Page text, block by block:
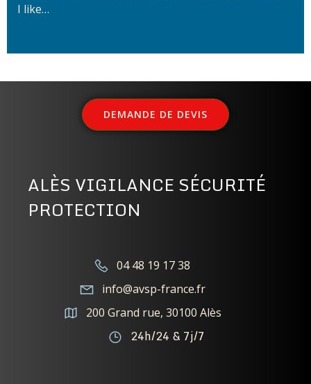
I like…
DEMANDE DE DEVIS
ALÈS VIGILANCE SÉCURITÉ
PROTECTION
04 48 19 17 38
info@avsp-france.fr
200 Grand rue, 30100 Alès
24h/24 & 7j/7